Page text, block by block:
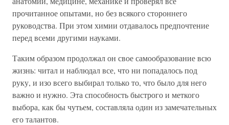
прочитанное опытами, но без всякого стороннего
руководства. При этом химии отдавалось предпочтение
перед всеми другими науками.
Таким образом продолжал он свое самообразование всю
жизнь: читал и наблюдал все, что ни попадалось под
руку, и изо всего выбирал только то, что было для него
важно и нужно. Эта способность быстрого и меткого
выбора, как бы чутьем, составляла один из замечательных
его талантов.